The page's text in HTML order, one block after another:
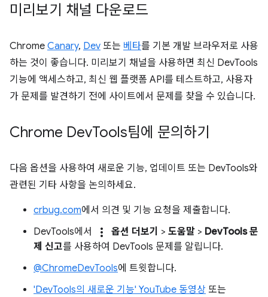
미리보기 채널 다운로드
Chrome Canary, Dev 또는 베타를 기본 개발 브라우저로 사용
하는 것이 좋습니다. 미리보기 채널을 사용하면 최신 DevTools
기능에 액세스하고, 최신 웹 플랫폼 API를 테스트하고, 사용자
가 문제를 발견하기 전에 사이트에서 문제를 찾을 수 있습니다.
Chrome DevTools팀에 문의하기
다음 옵션을 사용하여 새로운 기능, 업데이트 또는 DevTools와
관련된 기타 사항을 논의하세요.
crbug.com에서 의견 및 기능 요청을 제출합니다.
DevTools에서
more_vert 옵션 더보기 > 도움말 > DevTools 문
제 신고를 사용하여 DevTools 문제를 알립니다.
@ChromeDevTools에 트윗합니다.
'DevTools의 새로운 기능' YouTube 동영상 또는